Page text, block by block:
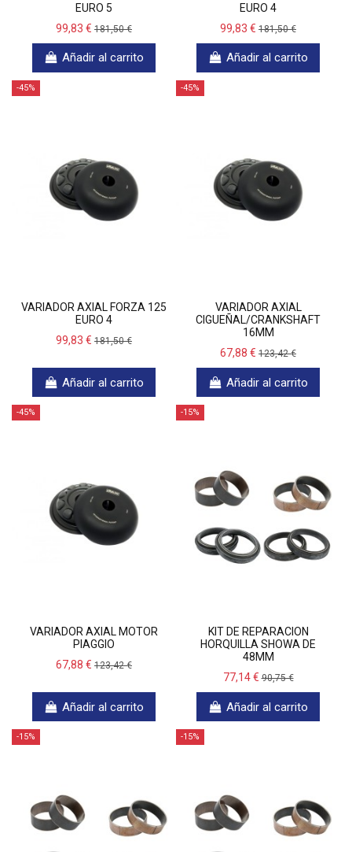
EURO 5
99,83 € 181,50 €
Añadir al carrito
EURO 4
99,83 € 181,50 €
Añadir al carrito
-45%
VARIADOR AXIAL FORZA 125
EURO 4
99,83 € 181,50 €
Añadir al carrito
-45%
VARIADOR AXIAL
CIGUEÑAL/CRANKSHAFT
16MM
67,88 € 123,42 €
Añadir al carrito
-45%
VARIADOR AXIAL MOTOR
PIAGGIO
67,88 € 123,42 €
Añadir al carrito
-15%
KIT DE REPARACION
HORQUILLA SHOWA DE
48MM
77,14 €90,75 €
Añadir al carrito
-15% -15%